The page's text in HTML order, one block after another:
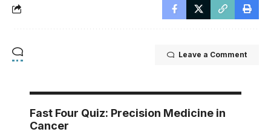
Leave a Comment
Fast Four Quiz: Precision Medicine in
Cancer